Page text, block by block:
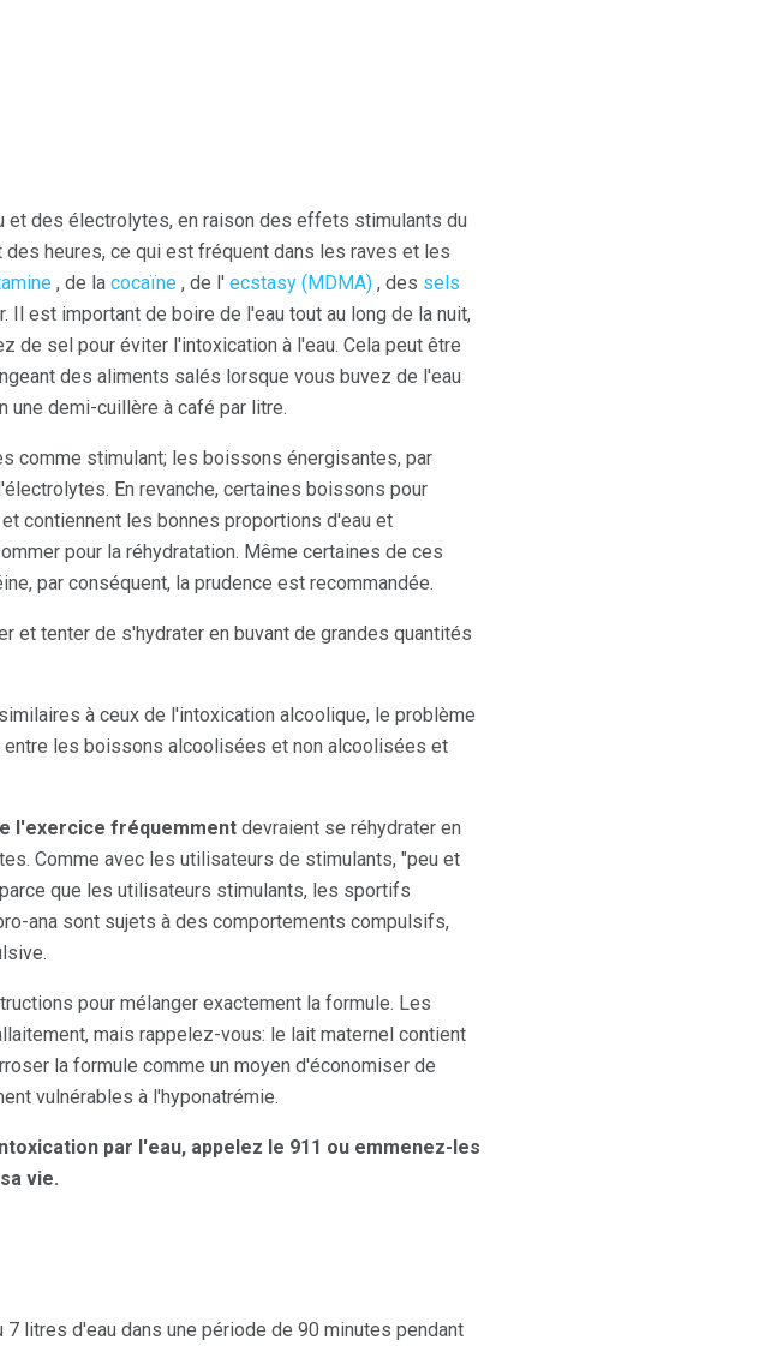
et des électrolytes, en raison des effets stimulants du
heures, ce qui est fréquent dans les raves et les
, de la cocaïne , de l' ecstasy (MDMA) , des sels
Il est important de boire de l'eau tout au long de la nuit,
de sel pour éviter l'intoxication à l'eau. Cela peut être
des aliments salés lorsque vous buvez de l'eau
une demi-cuillère à café par litre.
comme stimulant; les boissons énergisantes, par
En revanche, certaines boissons pour
contiennent les bonnes proportions d'eau et
pour la réhydratation. Même certaines de ces
par conséquent, la prudence est recommandée.
et tenter de s'hydrater en buvant de grandes quantités
à ceux de l'intoxication alcoolique, le problème
les boissons alcoolisées et non alcoolisées et
l'exercice fréquemment devraient se réhydrater en
Comme avec les utilisateurs de stimulants, "peu et
que les utilisateurs stimulants, les sportifs
ana sont sujets à des comportements compulsifs,
pour mélanger exactement la formule. Les
mais rappelez-vous: le lait maternel contient
la formule comme un moyen d'économiser de
vulnérables à l'hyponatrémie.
par l'eau, appelez le 911 ou emmenez-les
vie.
litres d'eau dans une période de 90 minutes pendant